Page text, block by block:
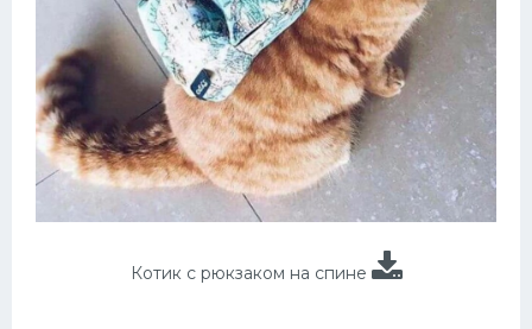
Котик с рюкзаком на спине